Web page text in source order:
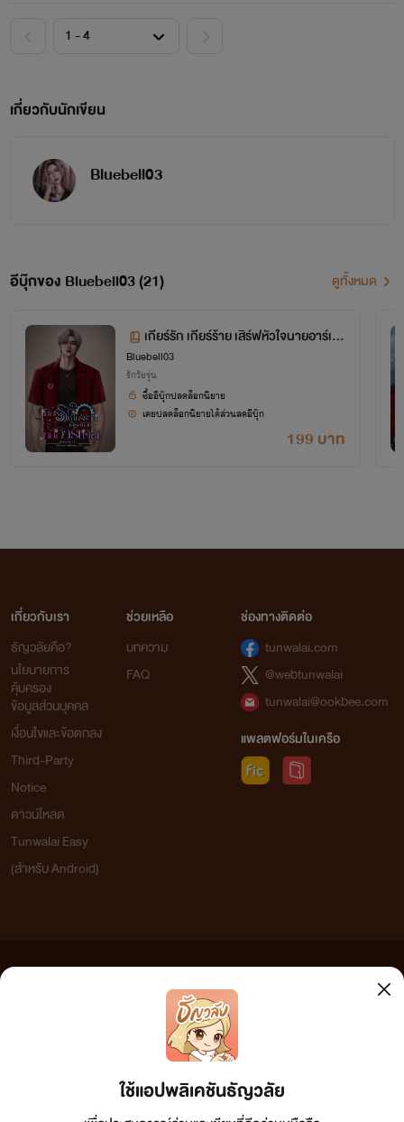
เกี่ยวกับนักเขียน
Bluebell03
อีบุ๊กของ Bluebell03 (21) ดูทั้งหมด
เกียร์รัก เกียร์ร้าย เสิร์ฟหัวใจนายอาร์เด
ล
Bluebell03
รักวัยรุ่น
199 บาท
ซื้ออีบุ๊กปลดล็อกนิยาย
เคยปลดล็อกนิยายได้ส่วนลดอีบุ๊ก
ใช้แอปพลิเคชันธัญวลัย
เกี่ยวกับเรา
ธัญวลัยคือ?
นโยบายการ
คุ้มครอง
ข้อมูลส่วนบุคคล
เงื่อนไขและข้อตกลง
Third-Party
Notice
ดาวน์โหลด
Tunwalai Easy
(สำหรับ Android)
ช่วยเหลือ
บทความ
FAQ
ช่องทางติดต่อ
tunwalai.com
@webtunwalai
tunwalai@ookbee.com
แพลตฟอร์มในเครือ
เว็บไซต์แห่งนี้ไม่ได้เห็นด้วยและไม่ขอรับผิดชอบต่อข้อความใดๆ ทั้งสิ้น ดังนั้นผู้อ่านทุกท่านโปรดใช้
วิจารณญาณในการกลั่นกรองด้วยตนเอง และหากท่านพบข้อความใดๆ ที่ขัดต่อกฎหมายและศีลธรรม
กรุณาแจ้งมาที่ tunwalai@ookbee.com เพื่อทีมงานจะได้ดำเนินการในทันที ทั้งนี้ ทางเว็บไซต์ขอสงวน
ลิขสิทธิ์ตามพระราชบัญญัติลิขสิทธิ์ (ฉบับเพิ่มเติม) พ.ศ.2558